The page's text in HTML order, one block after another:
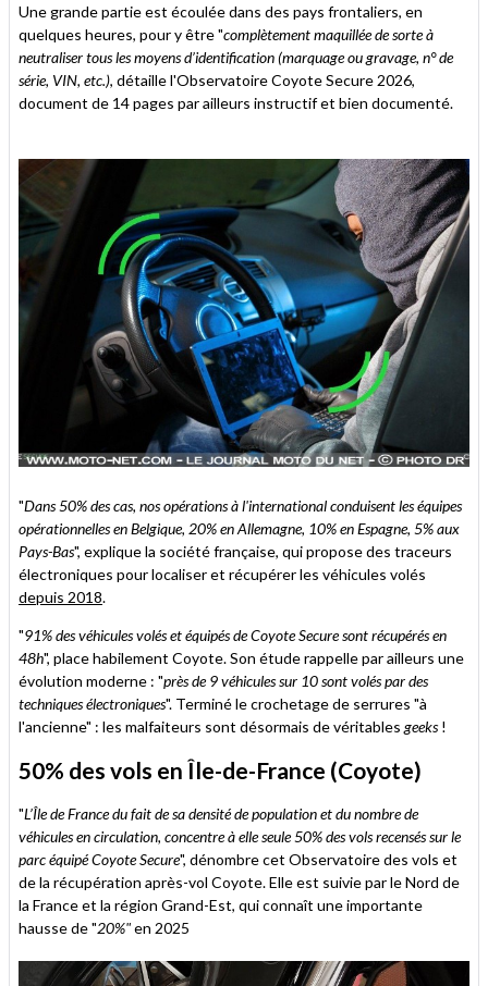
Une grande partie est écoulée dans des pays frontaliers, en
quelques heures, pour y être "complètement maquillée de sorte à
neutraliser tous les moyens d’identification (marquage ou gravage, n° de
série, VIN, etc.), détaille l'Observatoire Coyote Secure 2026,
document de 14 pages par ailleurs instructif et bien documenté.
"Dans 50% des cas, nos opérations à l'international conduisent les équipes
opérationnelles en Belgique, 20% en Allemagne, 10% en Espagne, 5% aux
Pays-Bas", explique la société française, qui propose des traceurs
électroniques pour localiser et récupérer les véhicules volés
depuis 2018.
"91% des véhicules volés et équipés de Coyote Secure sont récupérés en
48h", place habilement Coyote. Son étude rappelle par ailleurs une
évolution moderne : "près de 9 véhicules sur 10 sont volés par des
techniques électroniques". Terminé le crochetage de serrures "à
l'ancienne" : les malfaiteurs sont désormais de véritables geeks!
50% des vols en Île-de-France (Coyote)
"L’Île de France du fait de sa densité de population et du nombre de
véhicules en circulation, concentre à elle seule 50% des vols recensés sur le
parc équipé Coyote Secure", dénombre cet Observatoire des vols et
de la récupération après-vol Coyote. Elle est suivie par le Nord de
la France et la région Grand-Est, qui connaît une importante
hausse de "20%"en 2025